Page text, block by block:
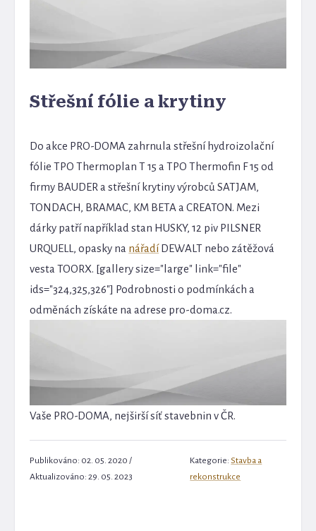
Střešní fólie a krytiny
Do akce PRO-DOMA zahrnula střešní hydroizolační
fólie TPO Thermoplan T 15 a TPO Thermofin F 15 od
firmy BAUDER a střešní krytiny výrobců SATJAM,
TONDACH, BRAMAC, KM BETA a CREATON. Mezi
dárky patří například stan HUSKY, 12 piv PILSNER
URQUELL, opasky na nářadíDEWALT nebo zátěžová
vesta TOORX. [gallery size="large" link="file"
ids="324,325,326"] Podrobnosti o podmínkách a
odměnách získáte na adrese pro-doma.cz.
Vaše PRO-DOMA, nejširší síť stavebnin v ČR.
Publikováno: 02. 05. 2020 /
Aktualizováno: 29. 05. 2023
Kategorie: Stavba a
rekonstrukce